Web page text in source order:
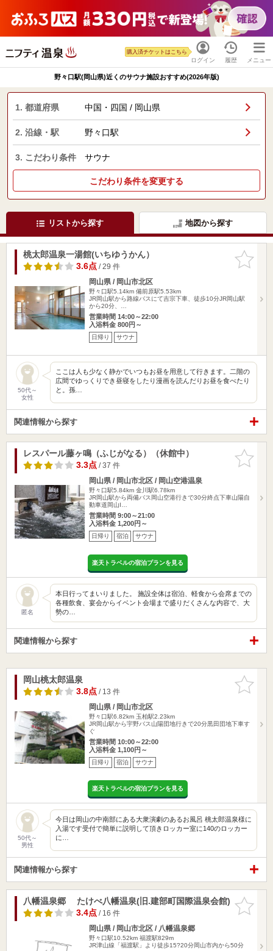
ログイン
購入済チケットはこちら
履歴 メニュー
野々口駅(岡山県)近くのサウナ施設おすすめ(2026年版)
1. 都道府県 中国・四国 / 岡山県
2. 沿線・駅 野々口駅
3. こだわり条件 サウナ
こだわり条件を変更する
リストから探す 地図から探す
お気に入
りに追加
桃太郎温泉一湯館(いちゆうかん）
3.6点/ 29 件
岡山県 / 岡山市北区
野々口駅5.14km 備前原駅5.53km
JR岡山駅から路線バスにて吉宗下車、徒歩10分JR岡山駅
から20分、…
営業時間 14:00～22:00
入浴料金 800円～
日帰り サウナ
50代～
女性
ここは人も少なく静かでいつもお昼を用意して行きます。二階の
広間でゆっくりでき昼寝をしたり漫画を読んだりお昼を食べたり
と。孫…
関連情報から探す
お気に入
りに追加
レスパール藤ヶ鳴（ふじがなる）（休館中）
3.3点/ 37 件
岡山県 / 岡山市北区 / 岡山空港温泉
野々口駅5.84km 金川駅6.78km
JR岡山駅から両備バス岡山空港行きで30分終点下車山陽自
動車道岡山I…
営業時間 9:00～21:00
入浴料金 1,200円～
日帰り 宿泊 サウナ
楽天トラベルの宿泊プランを見る
匿名
本日行ってまいりました。 施設全体は宿泊、軽食から会席までの
各種飲食、宴会からイベント会場まで盛りだくさんな内容で、大
勢の…
関連情報から探す
お気に入
りに追加
岡山桃太郎温泉
3.8点/ 13 件
岡山県 / 岡山市北区
野々口駅6.82km 玉柏駅2.23km
JR岡山駅から宇野バス山陽団地行きで20分黒田団地下車す
ぐ
営業時間 10:00～22:00
入浴料金 1,100円～
日帰り 宿泊 サウナ
楽天トラベルの宿泊プランを見る
50代～
男性
今日は岡山の中南部にある大衆演劇のあるお風呂 桃太郎温泉様に
入湯です受付で簡単に説明して頂きロッカー室に140のロッカー
に…
関連情報から探す
お気に入
りに追加
八幡温泉郷 たけべ八幡温泉(旧.建部町国際温泉会館)
3.4点/ 16 件
岡山県 / 岡山市北区 / 八幡温泉郷
野々口駅10.52km 福渡駅829m
JR津山線「福渡駅」より徒歩15?20分岡山市内から50分